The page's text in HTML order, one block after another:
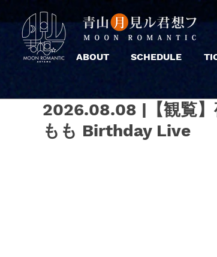
ABOUT SCHEDULE
2026.08.08 |【観覧】
もも Birthday Live